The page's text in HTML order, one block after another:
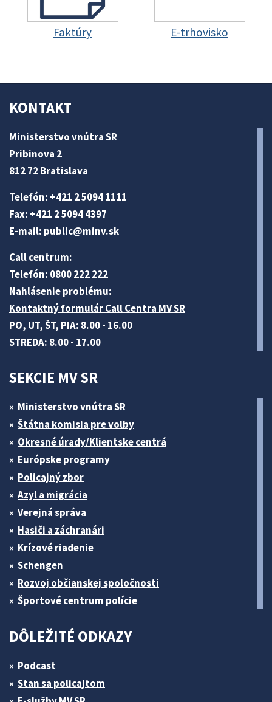
Faktúry E-trhovisko
KONTAKT
Ministerstvo vnútra SR
Pribinova 2
812 72 Bratislava
Telefón: +421 2 5094 1111
Fax: +421 2 5094 4397
E-mail: public@minv.sk
Call centrum:
Telefón: 0800 222 222
Nahlásenie problému:
Kontaktný formulár Call Centra MV SR
PO, UT, ŠT, PIA: 8.00 - 16.00
STREDA: 8.00 - 17.00
SEKCIE MV SR
Ministerstvo vnútra SR
Štátna komisia pre volby
Okresné úrady/Klientske centrá
Európske programy
Policajný zbor
Azyl a migrácia
Verejná správa
Hasiči a záchranári
Krízové riadenie
Schengen
Rozvoj občianskej spoločnosti
Športové centrum polície
DÔLEŽITÉ ODKAZY
Podcast
Stan sa policajtom